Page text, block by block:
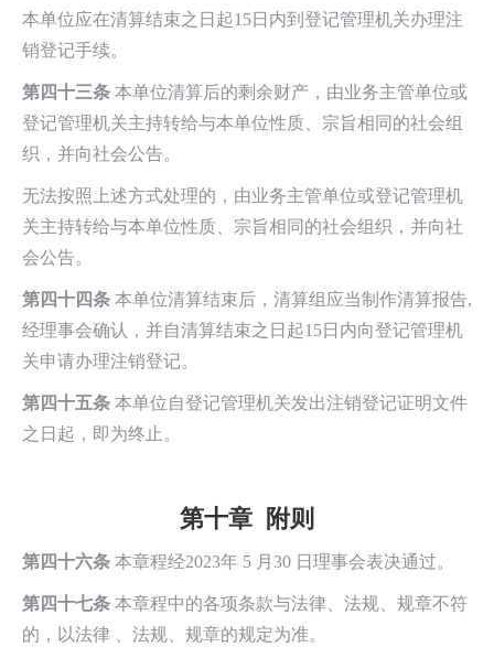
本单位应在清算结束之日起15日内到登记管理机关办理注
销登记手续。
第四十三条 本单位清算后的剩余财产，由业务主管单位或
登记管理机关主持转给与本单位性质、宗旨相同的社会组
织，并向社会公告。
无法按照上述方式处理的，由业务主管单位或登记管理机
关主持转给与本单位性质、宗旨相同的社会组织，并向社
会公告。
第四十四条 本单位清算结束后，清算组应当制作清算报告,
经理事会确认，并自清算结束之日起15日内向登记管理机
关申请办理注销登记。
第四十五条 本单位自登记管理机关发出注销登记证明文件
之日起，即为终止。
第十章 附则
第四十六条 本章程经2023年 5 月30 日理事会表决通过。
第四十七条 本章程中的各项条款与法律、法规、规章不符
的，以法律 、法规、规章的规定为准。